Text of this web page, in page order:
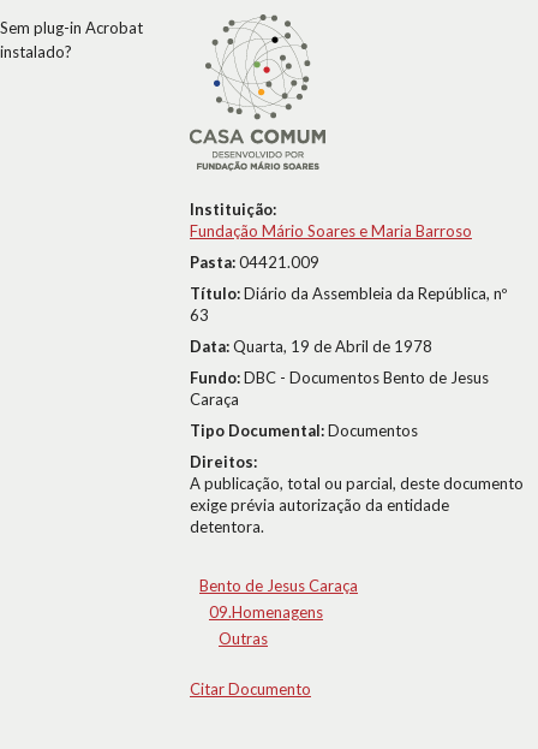
Instituição:
Fundação Mário Soares e Maria Barroso
Pasta:04421.009
Título:Diário da Assembleia da República, nº
63
Data:Quarta, 19 de Abril de 1978
Fundo:DBC - Documentos Bento de Jesus
Caraça
Tipo Documental:Documentos
Direitos:
A publicação, total ou parcial, deste documento
exige prévia autorização da entidade
detentora.
Bento de Jesus Caraça
09.Homenagens
Outras
Citar Documento
Sem plug-in Acrobat
instalado?